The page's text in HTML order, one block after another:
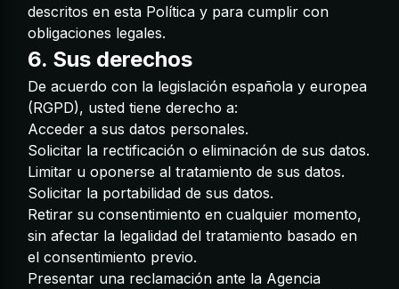
descritos en esta Política y para cumplir con
obligaciones legales.
6. Sus derechos
De acuerdo con la legislación española y europea
(RGPD), usted tiene derecho a:
Acceder a sus datos personales.
Solicitar la rectificación o eliminación de sus datos.
Limitar u oponerse al tratamiento de sus datos.
Solicitar la portabilidad de sus datos.
Retirar su consentimiento en cualquier momento,
sin afectar la legalidad del tratamiento basado en
el consentimiento previo.
Presentar una reclamación ante la Agencia